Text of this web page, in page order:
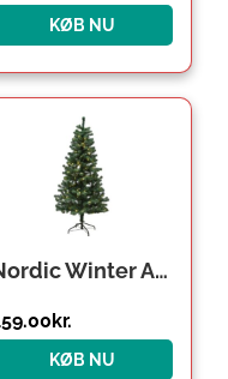
KØB NU
Nordic Winter Alex kunstigt juletræ med lys, 170 x 90 cm
kr.
KØB NU